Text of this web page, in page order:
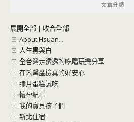
文章分類
展開全部 | 收合全部
About Hsuan...
人生黑與白
全台灣走透透的吃喝玩樂分享
在禾馨產檢真的好安心
彌月蛋糕試吃
懷孕紀事
我的寶貝孩子們
新北住宿